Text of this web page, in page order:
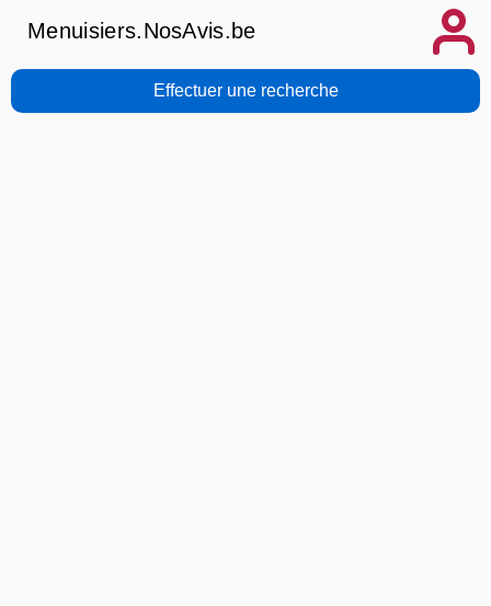
Menuisiers.NosAvis.be
Effectuer une recherche